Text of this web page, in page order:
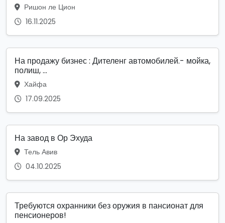
Ришон ле Цион
16.11.2025
На продажу бизнес : Дителенг автомобилей.- мойка,
полиш, ...
Хайфа
17.09.2025
На завод в Ор Эхуда
Тель Авив
04.10.2025
Требуются охранники без оружия в пансионат для
пенсионеров!